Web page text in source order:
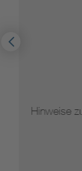
Hinweise